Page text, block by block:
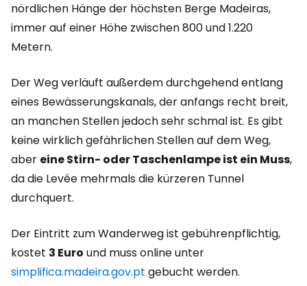
nördlichen Hänge der höchsten Berge Madeiras,
immer auf einer Höhe zwischen 800 und 1.220
Metern.
Der Weg verläuft außerdem durchgehend entlang
eines Bewässerungskanals, der anfangs recht breit,
an manchen Stellen jedoch sehr schmal ist. Es gibt
keine wirklich gefährlichen Stellen auf dem Weg,
aber eine Stirn- oder Taschenlampe ist ein Muss,
da die Levée mehrmals die kürzeren Tunnel
durchquert.
Der Eintritt zum Wanderweg ist gebührenpflichtig,
kostet 3 Euro und muss online unter
simplifica.madeira.gov.pt gebucht werden.